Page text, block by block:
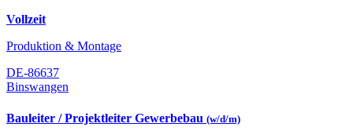
Vollzeit
Produktion & Montage
DE-86637
Binswangen
Bauleiter / Projektleiter Gewerbebau (w/d/m)